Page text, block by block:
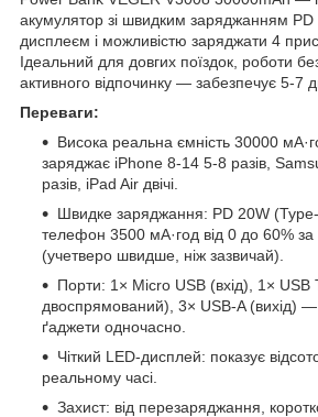
акумулятор зі швидким заряджанням PD
дисплеєм і можливістю заряджати 4
Ідеальний для довгих поїздок, роботи
активного відпочинку — забезпечує 5-7
Переваги:
Висока реальна ємність 30000
заряджає iPhone 8-14 5-8 разів,
разів, iPad Air двічі.
Швидке заряджання: PD 20W
телефон 3500 мА·год від 0 до 60% за
(учетверо швидше, ніж зазвичай).
Порти: 1× Micro USB (вхід), 1× USB
двоспрямований), 3× USB-A (вихід)
ґаджети одночасно.
Чіткий LED-дисплей: показує
реальному часі.
Захист: від перезаряджання,